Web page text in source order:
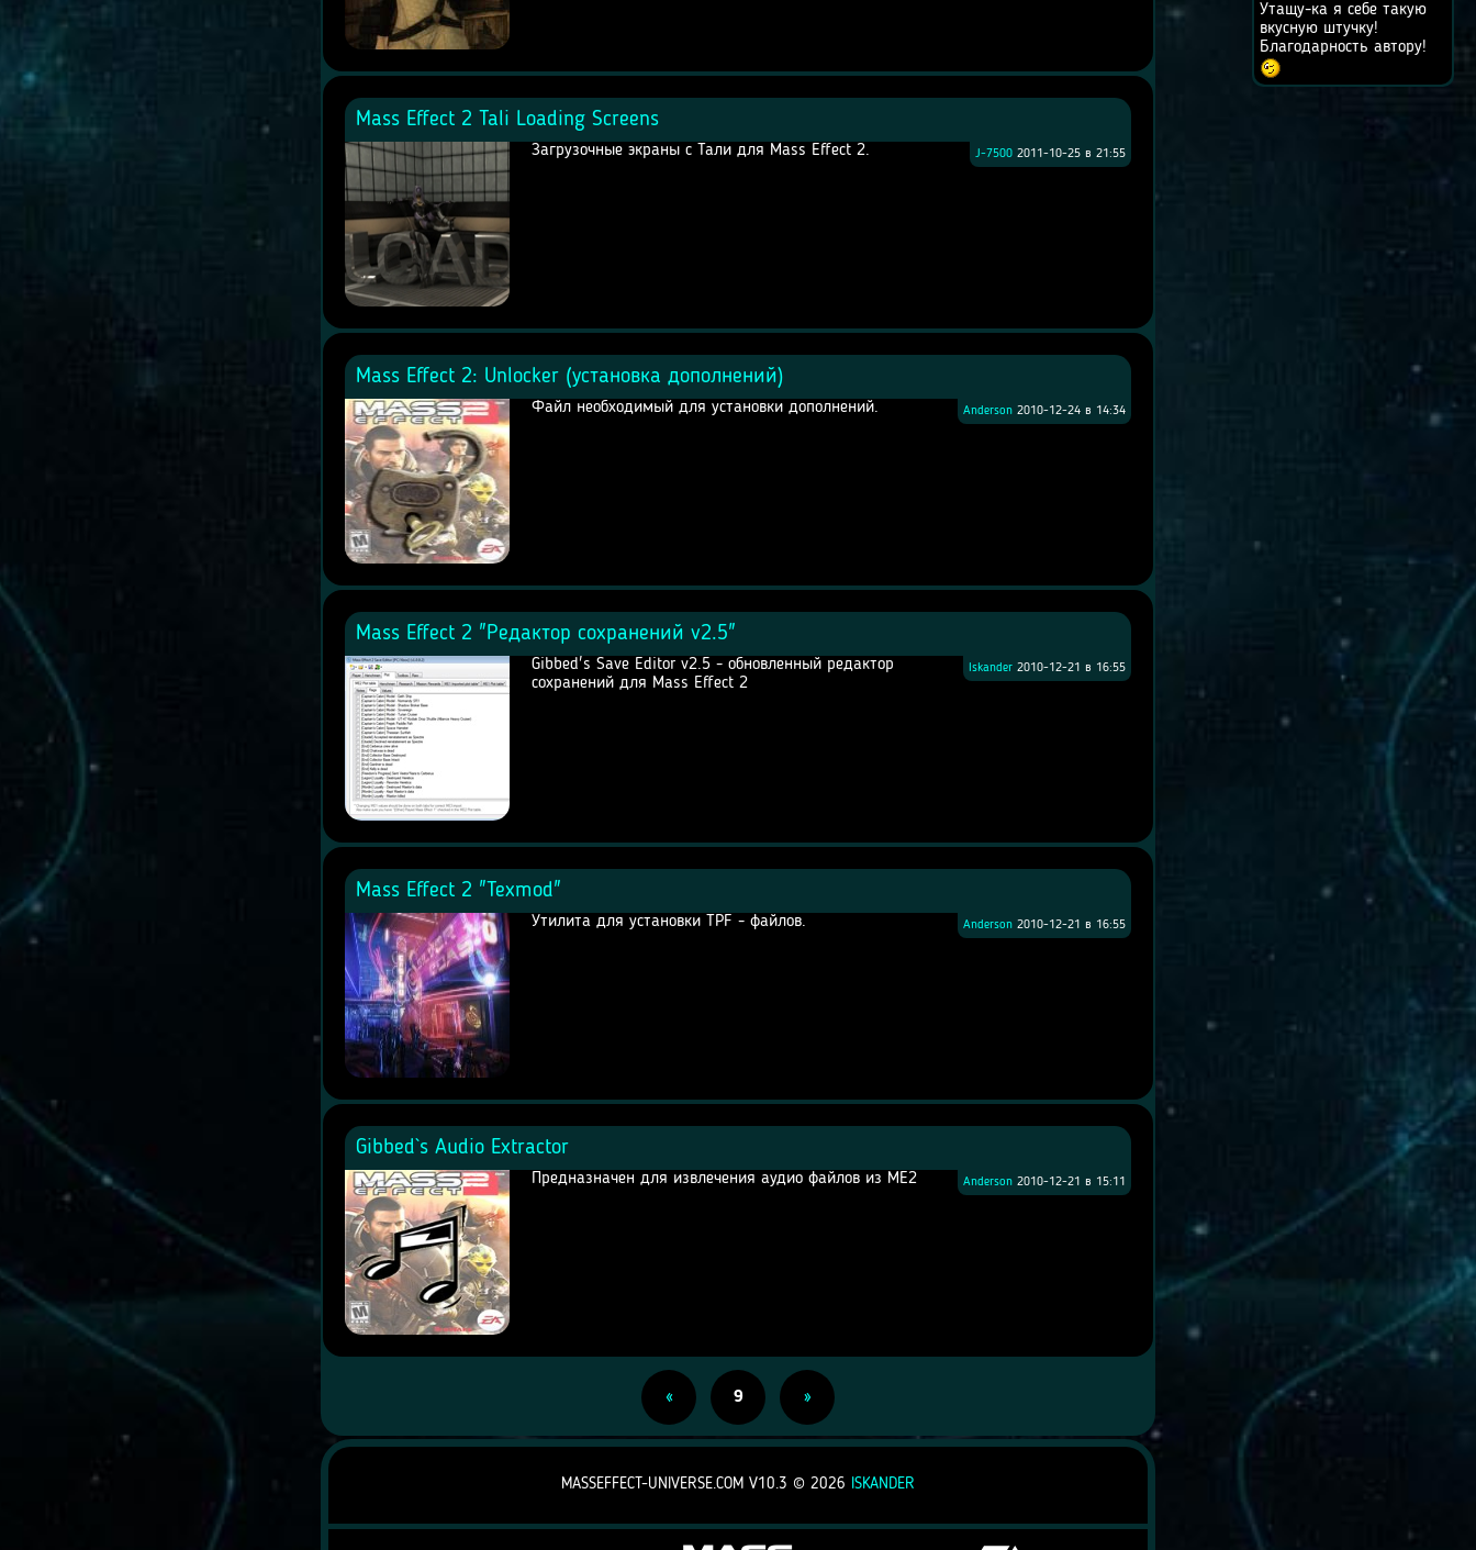
Mass Effect 2 Tali Loading Screens
J-7500 2011-10-25 в 21:55
Загрузочные экраны с Тали для Mass Effect 2.
Mass Effect 2: Unlocker (установка дополнений)
Anderson 2010-12-24 в 14:34
Файл необходимый для установки дополнений.
Mass Effect 2 "Редактор сохранений v2.5"
Iskander 2010-12-21 в 16:55
Gibbed's Save Editor v2.5 - обновленный редактор
сохранений для Mass Effect 2
Mass Effect 2 "Texmod"
Anderson 2010-12-21 в 16:55
Утилита для установки TPF - файлов.
Gibbed`s Audio Extractor
Anderson 2010-12-21 в 15:11
Предназначен для извлечения аудио файлов из МЕ2
« 9 »
Утащу-ка я себе такую
вкусную штучку!
Благодарность автору!
MASSEFFECT-UNIVERSE.COM V10.3 © 2026 ISKANDER